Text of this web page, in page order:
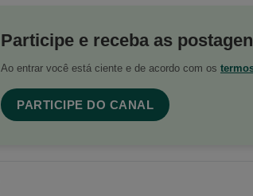
Participe e receba as
Ao entrar você está ciente e de acordo com os
PARTICIPE DO CANAL